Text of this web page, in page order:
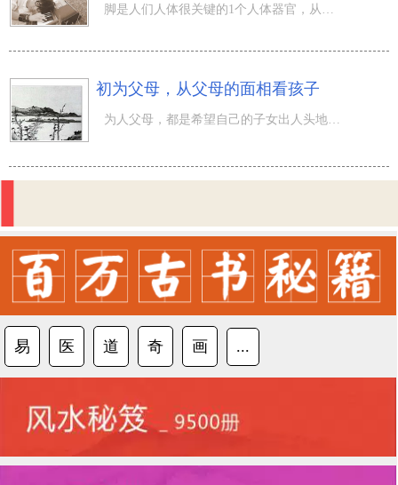
脚是人们人体很关键的1个人体器官，从相学上看来脚也事关了1个人的运气，特别是在是针对男生而言，脚的尺寸
初为父母，从父母的面相看孩子
为人父母，都是希望自己的子女出人头地，但最后许多孩的人生道路却都不像父母的意愿那样来安排，其实从 面
易 医 道 奇 画 ...